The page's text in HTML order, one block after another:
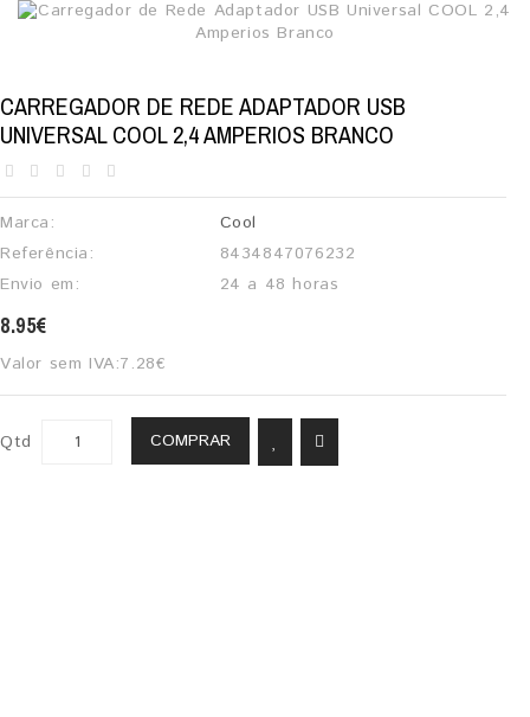
CARREGADOR DE REDE ADAPTADOR USB
UNIVERSAL COOL 2,4 AMPERIOS BRANCO
Marca:
Cool
Referência:
8434847076232
Envio em:
24 a 48 horas
8.95€
Valor sem IVA:7.28€
Qtd COMPRAR